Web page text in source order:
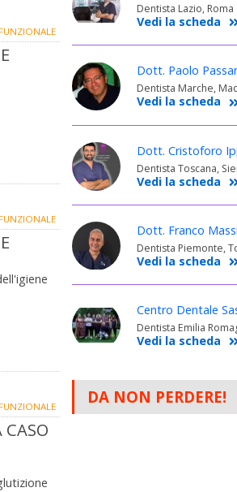
Dentista Lazio, Roma
Vedi la scheda
Dott. Paolo
Dentista Marche,
Vedi la scheda
Dott. Cristoforo
Dentista Toscana,
Vedi la scheda
Dott. Franco
Dentista Piemonte,
Vedi la scheda
Centro Dentale
Dentista Emilia
Vedi la scheda
DA NON PERDERE!